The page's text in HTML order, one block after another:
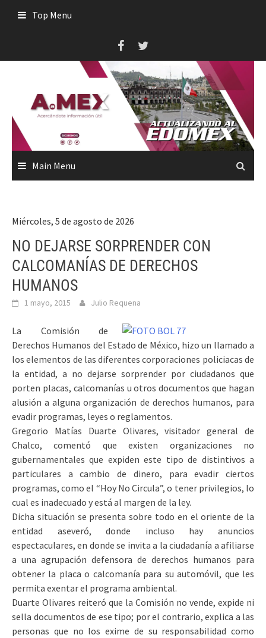
Top Menu
Main Menu
Miércoles, 5 de agosto de 2026
NO DEJARSE SORPRENDER CON
CALCOMANÍAS DE DERECHOS
HUMANOS
1 mayo, 2015 Julio Requena
La Comisión de
Derechos Humanos del Estado de México, hizo un llamado a
los elementos de las diferentes corporaciones policiacas de
la entidad, a no dejarse sorprender por ciudadanos que
porten placas, calcomanías u otros documentos que hagan
alusión a alguna organización de derechos humanos, para
evadir programas, leyes o reglamentos.
Gregorio Matías Duarte Olivares, visitador general de
Chalco, comentó que existen organizaciones no
gubernamentales que expiden este tipo de distintivos a
particulares a cambio de dinero, para evadir ciertos
programas, como el “Hoy No Circula”, o tener privilegios, lo
cual es inadecuado y está al margen de la ley.
Dicha situación se presenta sobre todo en el oriente de la
entidad aseveró, donde incluso hay anuncios
espectaculares, en donde se invita a la ciudadanía a afiliarse
a una agrupación defensora de derechos humanos para
obtener la placa o calcomanía para su automóvil, que les
permita exentar el programa ambiental.
Duarte Olivares reiteró que la Comisión no vende, expide ni
sella documentos de ese tipo; por el contrario, explica a las
personas que no los exime de su responsabilidad como